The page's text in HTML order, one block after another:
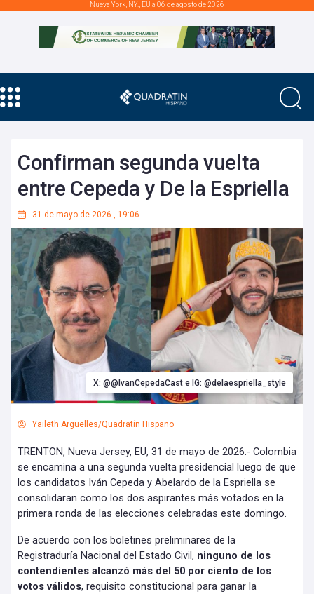
Nueva York, NY., EU a 06 de agosto de 2026
Confirman segunda vuelta
entre Cepeda y De la Espriella
31 de mayo de 2026 , 19:06
X: @@IvanCepedaCast e IG: @delaespriella_style
Yaileth Argüelles/Quadratín Hispano
TRENTON, Nueva Jersey, EU, 31 de mayo de 2026.- Colombia
se encamina a una segunda vuelta presidencial luego de que
los candidatos Iván Cepeda y Abelardo de la Espriella se
consolidaran como los dos aspirantes más votados en la
primera ronda de las elecciones celebradas este domingo.
De acuerdo con los boletines preliminares de la
Registraduría Nacional del Estado Civil, ninguno de los
contendientes alcanzó más del 50 por ciento de los
votos válidos, requisito constitucional para ganar la